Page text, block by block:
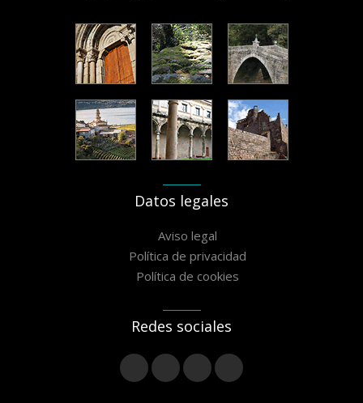
Datos legales
Aviso legal
Política de privacidad
Política de cookies
Redes sociales